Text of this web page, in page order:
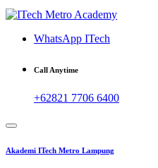
WhatsApp ITech
Call Anytime
+62821 7706 6400
Akademi ITech Metro Lampung